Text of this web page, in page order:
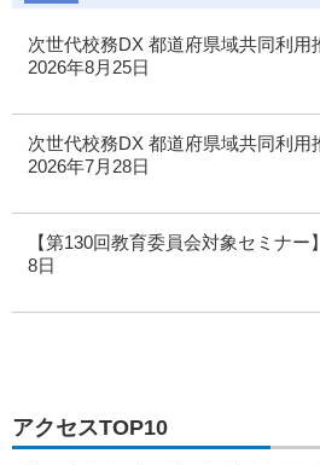
次世代校務DX 都道府県域共同利用
2026年8月25日
次世代校務DX 都道府県域共同利用
2026年7月28日
【第130回教育委員会対象セミナ
8日
アクセスTOP10